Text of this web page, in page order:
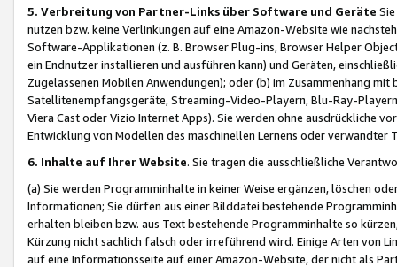
5. Verbreitung von Partner-Links über Software und Geräte
nutzen bzw. keine Verlinkungen auf eine Amazon-Website wie
Software-Applikationen (z. B. Browser Plug-ins, Browser Helper
ein Endnutzer installieren und ausführen kann) und Geräten,
Zugelassenen Mobilen Anwendungen); oder (b) im Zusammenhang
Satellitenempfangsgeräte, Streaming-Video-Playern, Blu-Ray-
Viera Cast oder Vizio Internet Apps). Sie werden ohne ausdrückliche
Entwicklung von Modellen des maschinellen Lernens oder
6. Inhalte auf Ihrer Website. Sie tragen die ausschließliche
(a) Sie werden Programminhalte in keiner Weise ergänzen, löschen
Informationen; Sie dürfen aus einer Bilddatei bestehende
erhalten bleiben bzw. aus Text bestehende Programminhalte so
Kürzung nicht sachlich falsch oder irreführend wird. Einige Arten von
auf eine Informationsseite auf einer Amazon-Website, der nicht als